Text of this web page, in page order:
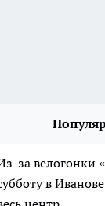
за велогонки
в